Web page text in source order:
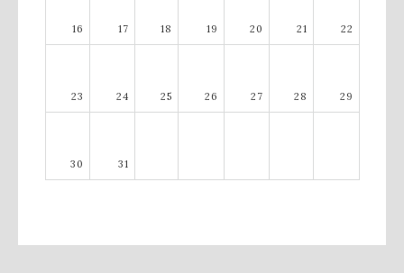
16 17 18 19 20 21 22
23 24 25 26 27 28 29
30 31